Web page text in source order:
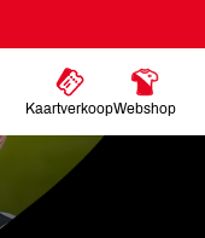
KaartverkoopWebshop